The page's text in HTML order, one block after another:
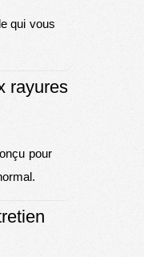
qui vous
rayures
pour